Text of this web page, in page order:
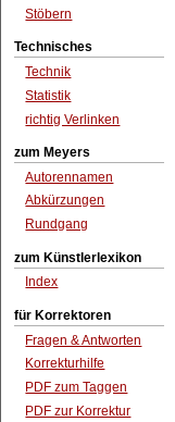
Stöbern
Technisches
Technik
Statistik
richtig Verlinken
zum Meyers
Autorennamen
Abkürzungen
Rundgang
zum Künstlerlexikon
Index
für Korrektoren
Fragen & Antworten
Korrekturhilfe
PDF zum Taggen
PDF zur Korrektur